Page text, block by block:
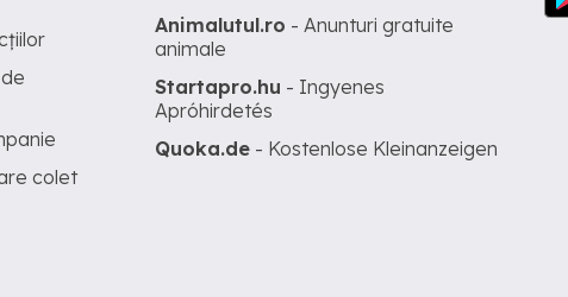
colet
Animalutul.ro - Anunturi gratuite
animale
Startapro.hu - Ingyenes
Apróhirdetés
Quoka.de - Kostenlose Kleinanzeigen